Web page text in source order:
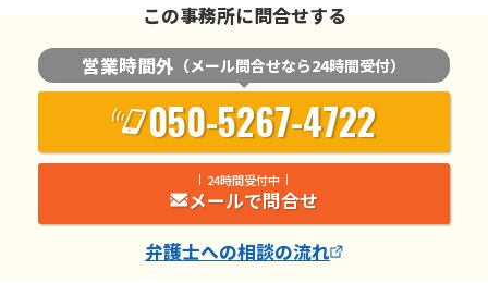
この事務所に問合せする
営業時間外 （メール問合せなら24時間受付）
050-5267-4722
24時間受付中
メールで問合せ
弁護士への相談の流れ